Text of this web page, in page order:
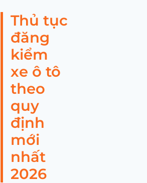
Thủ tục
đăng
kiểm
xe ô tô
theo
quy
định
mới
nhất
2026